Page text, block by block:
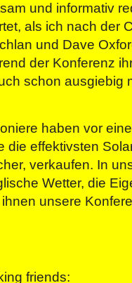
und informativ
als ich nach der
und Dave
der Konferenz
schon ausgiebig
haben vor
die effektivsten
verkaufen. In
Wetter, die
unsere
friends: